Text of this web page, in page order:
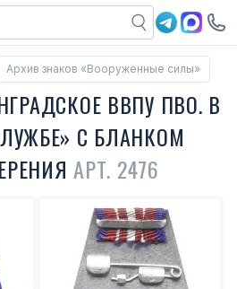
Архив знаков «Вооруженные силы»
ВВПУ ПВО. В
С БЛАНКОМ
АРТ. 2476